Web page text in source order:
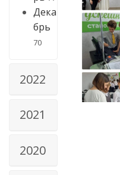
Дека
брь
70
2022
2021
2020